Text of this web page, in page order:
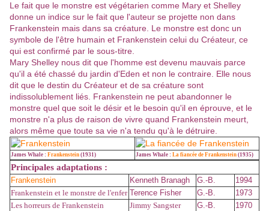
Le fait que le monstre est végétarien comme Mary et Shelley
donne un indice sur le fait que l'auteur se projette non dans
Frankenstein mais dans sa créature. Le monstre est donc un
symbole de l'être humain et Frankenstein celui du Créateur, ce
qui est confirmé par le sous-titre.
Mary Shelley nous dit que l'homme est devenu mauvais parce
qu'il a été chassé du jardin d'Eden et non le contraire. Elle nous
dit que le destin du Créateur et de sa créature sont
indissolublement liés. Frankenstein ne peut abandonner le
monstre quel que soit le désir et le besoin qu'il en éprouve, et le
monstre n'a plus de raison de vivre quand Frankenstein meurt,
alors même que toute sa vie n'a tendu qu'à le détruire.
James Whale : Frankenstein (1931) James Whale : La fiancée de Frankenstein (1935)
Principales adaptations :
Frankenstein Kenneth Branagh G.-B.
1994
Frankenstein et le monstre de l'enfer Terence Fisher G.-B.
1973
Les horreurs de Frankenstein
Jimmy Sangster G.-B.
1970